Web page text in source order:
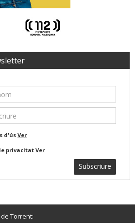
d'ús Ver
privacitat Ver
Subscriure
Torrent: